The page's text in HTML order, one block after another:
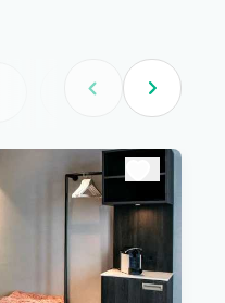
Super last minutes
Vorige